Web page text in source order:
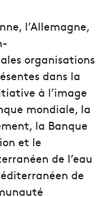
l’Allemagne,
organisations
dans la
à l’image
mondiale, la
la Banque
et le
de l’eau
de